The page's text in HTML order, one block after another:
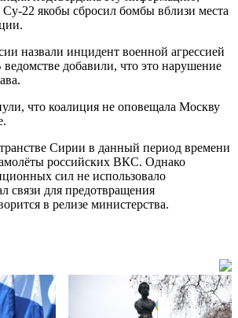
Су-22 якобы сбросил бомбы вблизи места
назвали инцидент военной агрессией
добавили, что это нарушение
что коалиция не оповещала Москву
Сирии в данный период времени
российских ВКС. Однако
сил не использовало
связи для предотвращения
в релизе министерства.